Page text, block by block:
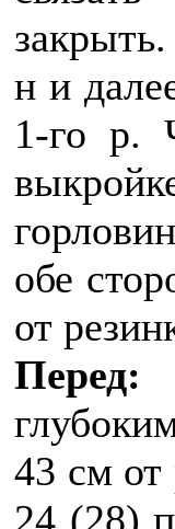
н и
1-го р.
обе
от
Перед:
43 см от
24 (28)